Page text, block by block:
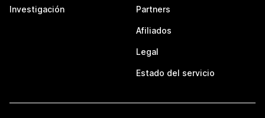
Investigación Partners
Afiliados
Legal
Estado del servicio